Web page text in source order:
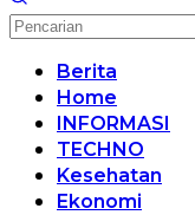
Berita
Home
INFORMASI
TECHNO
Kesehatan
Ekonomi